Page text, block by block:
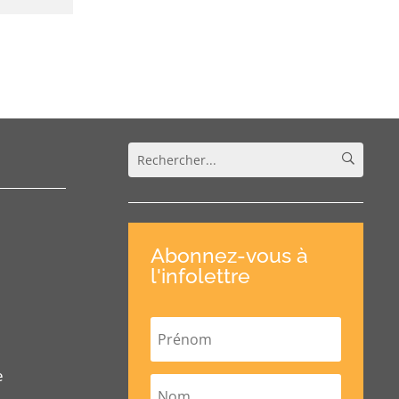
Abonnez-vous à
l'infolettre